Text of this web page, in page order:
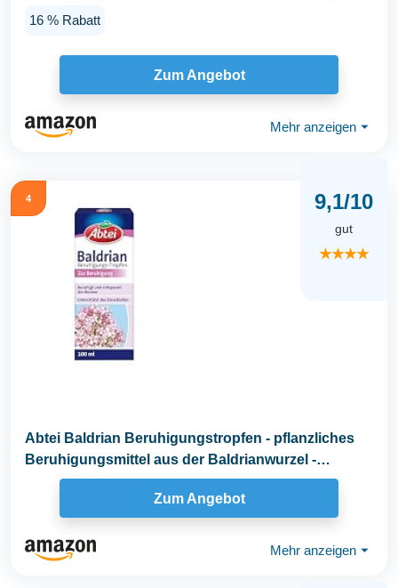
16 % Rabatt
Zum Angebot
Mehr anzeigen ⏷
4 9,1/10
gut
★★★★
Abtei Baldrian Beruhigungstropfen - pflanzliches
Beruhigungsmittel aus der Baldrianwurzel -
beruhigt...
Zum Angebot
Mehr anzeigen ⏷